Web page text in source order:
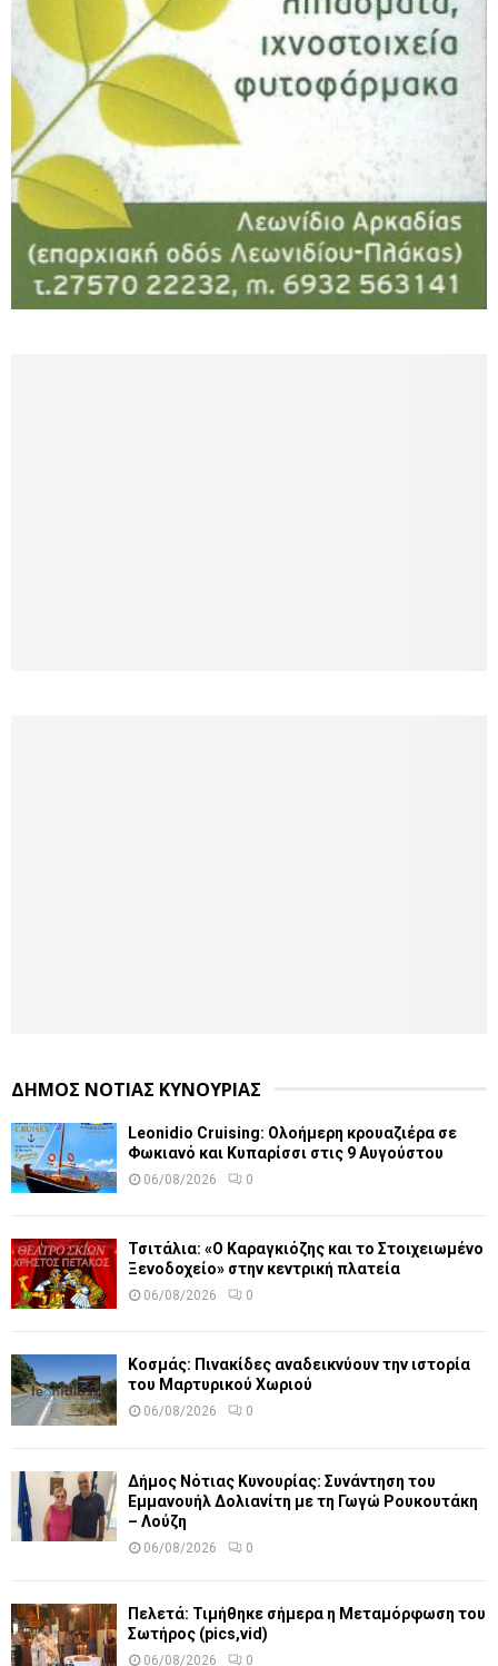
ΔΗΜΟΣ ΝΟΤΙΑΣ ΚΥΝΟΥΡΙΑΣ
Leonidio Cruising: Ολοήμερη κρουαζιέρα σε
Φωκιανό και Κυπαρίσσι στις 9 Αυγούστου
06/08/2026 0
Τσιτάλια: «Ο Καραγκιόζης και το Στοιχειωμένο
Ξενοδοχείο» στην κεντρική πλατεία
06/08/2026 0
Κοσμάς: Πινακίδες αναδεικνύουν την ιστορία
του Μαρτυρικού Χωριού
06/08/2026 0
Δήμος Νότιας Κυνουρίας: Συνάντηση του
Εμμανουήλ Δολιανίτη με τη Γωγώ Ρουκουτάκη
– Λούζη
06/08/2026 0
Πελετά: Τιμήθηκε σήμερα η Μεταμόρφωση του
Σωτήρος (pics,vid)
06/08/2026 0